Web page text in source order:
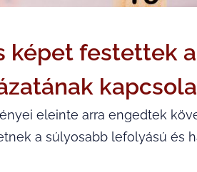
képet festettek a
eleinte arra engedtek
a súlyosabb lefolyású és